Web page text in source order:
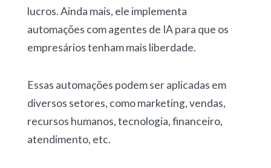
lucros. Ainda mais, ele implementa
automações com agentes de IA para que os
empresários tenham mais liberdade.
Essas automações podem ser aplicadas em
diversos setores, como marketing, vendas,
recursos humanos, tecnologia, financeiro,
atendimento, etc.